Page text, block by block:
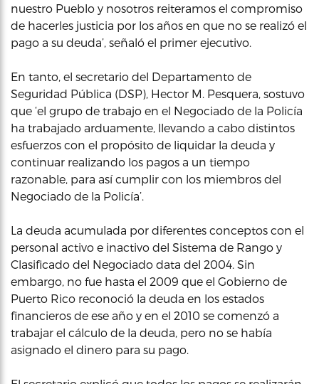
nuestro Pueblo y nosotros reiteramos el compromiso
de hacerles justicia por los años en que no se realizó el
pago a su deuda’, señaló el primer ejecutivo.
En tanto, el secretario del Departamento de
Seguridad Pública (DSP), Hector M. Pesquera, sostuvo
que ‘el grupo de trabajo en el Negociado de la Policía
ha trabajado arduamente, llevando a cabo distintos
esfuerzos con el propósito de liquidar la deuda y
continuar realizando los pagos a un tiempo
razonable, para así cumplir con los miembros del
Negociado de la Policía’.
La deuda acumulada por diferentes conceptos con el
personal activo e inactivo del Sistema de Rango y
Clasificado del Negociado data del 2004. Sin
embargo, no fue hasta el 2009 que el Gobierno de
Puerto Rico reconoció la deuda en los estados
financieros de ese año y en el 2010 se comenzó a
trabajar el cálculo de la deuda, pero no se había
asignado el dinero para su pago.